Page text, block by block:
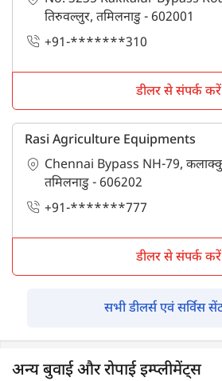
तिरुवल्लुर, तमिलनाडु - 602001
+91-*******310
डीलर से संपर्क करें
Rasi Agriculture Equipments
Chennai Bypass NH-79,
तमिलनाडु - 606202
+91-*******777
डीलर से संपर्क करें
सभी डीलर्स एवं सर्विस
अन्य बुवाई और रोपाई इम्प्लीमेंट्स